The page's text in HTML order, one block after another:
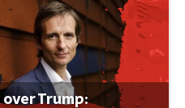
over Trump: